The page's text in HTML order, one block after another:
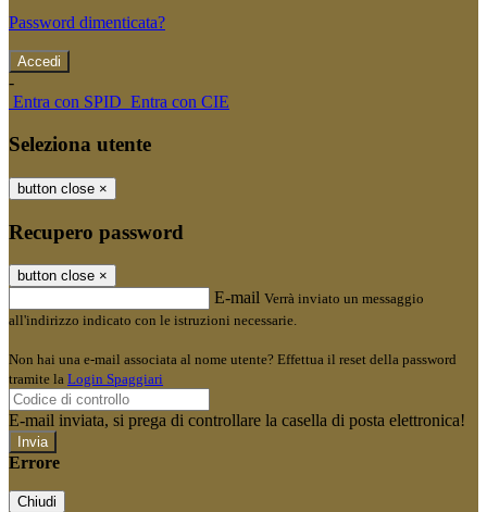
Password dimenticata?
-
Entra con SPID Entra con CIE
Seleziona utente
button close ×
Recupero password
button close ×
E-mail Verrà inviato un messaggio
all'indirizzo indicato con le istruzioni necessarie.
Non hai una e-mail associata al nome utente? Effettua il reset della password
tramite la Login Spaggiari
E-mail inviata, si prega di controllare la casella di posta elettronica!
Errore
Chiudi